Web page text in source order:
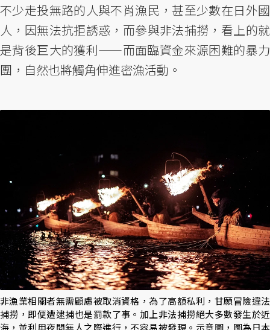
不少走投無路的人與不肖漁民，甚至少數在日外國
人，因無法抗拒誘惑，而參與非法捕撈，看上的就
是背後巨大的獲利——而面臨資金來源困難的暴力
團，自然也將觸角伸進密漁活動。
非漁業相關者無需顧慮被取消資格，為了高額私利，甘願冒險違法
捕撈，即便遭逮捕也是罰款了事。加上非法捕撈絕大多數發生於近
海，並利用夜間無人之際進行，不容易被發現。示意圖，圖為日本